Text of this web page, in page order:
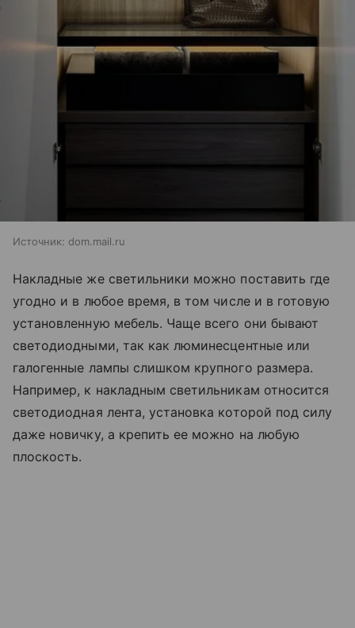
Источник: dom.mail.ru
Накладные же светильники можно поставить где
угодно и в любое время, в том числе и в готовую
установленную мебель. Чаще всего они бывают
светодиодными, так как люминесцентные или
галогенные лампы слишком крупного размера.
Например, к накладным светильникам относится
светодиодная лента, установка которой под силу
даже новичку, а крепить ее можно на любую
плоскость.